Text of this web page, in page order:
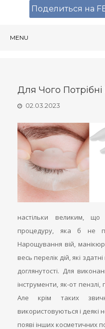
MENU
Для Чого Потрібні
02.03.2023
настільки великим,
процедуру, яка б не
Нарощування вій,
весь перелік дій, які
доглянутості. Для
інструменти, як-от
Але крім таких
використовуються і деякі
появі інших косметичних
Поделиться на